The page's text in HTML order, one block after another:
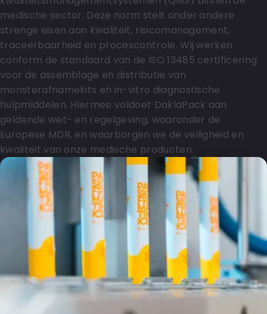
medische sector. Deze norm stelt onder andere
strenge eisen aan kwaliteit, risicomanagement,
traceerbaarheid en procescontrole. Wij werken
conform de standaard van de ISO 13485 certificering
voor de assemblage en distributie van
monsterafnamekits en in-vitro diagnostische
hulpmiddelen. Hiermee voldoet DaklaPack aan
geldende wet- en regelgeving, waaronder de
Europese MDR, en waarborgen we de veiligheid en
kwaliteit van onze medische producten.